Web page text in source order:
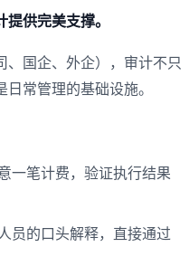
供完美支撑。
、国企、外企），审计不只
常管理的基础设施。
一笔计费，验证执行结果
员的口头解释，直接通过